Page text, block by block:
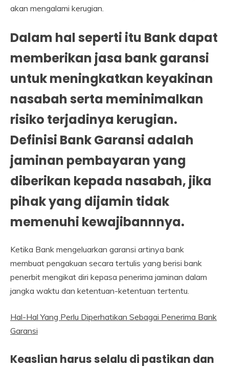
akan mengalami kerugian.
Dalam hal seperti itu Bank dapat
memberikan jasa bank garansi
untuk meningkatkan keyakinan
nasabah serta meminimalkan
risiko terjadinya kerugian.
Definisi Bank Garansi adalah
jaminan pembayaran yang
diberikan kepada nasabah, jika
pihak yang dijamin tidak
memenuhi kewajibannnya.
Ketika Bank mengeluarkan garansi artinya bank
membuat pengakuan secara tertulis yang berisi bank
penerbit mengikat diri kepasa penerima jaminan dalam
jangka waktu dan ketentuan-ketentuan tertentu.
Hal-Hal Yang Perlu Diperhatikan Sebagai Penerima Bank
Garansi
Keaslian harus selalu di pastikan dan